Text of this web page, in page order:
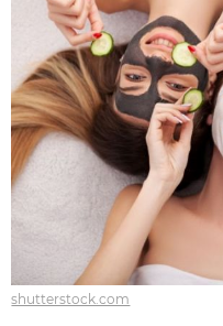
shutterstock.com